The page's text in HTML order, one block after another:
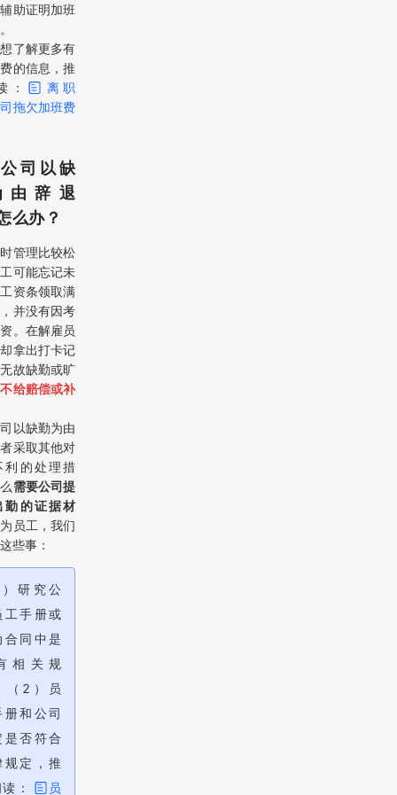
助证明加班
了解更多有
的信息，推
：
离职
拖欠加班费
司以缺
由辞退
么办？
管理比较松
可能忘记未
资条领取满
并没有因考
。在解雇员
拿出打卡记
故缺勤或旷
不给赔偿或补
以缺勤为由
采取其他对
利的处理措
需要公司提
勤的证据材
员工，我们
些事：
研究公
工手册或
合同中是
相关规
（2）员
册和公司
是否符合
规定，推
：
员